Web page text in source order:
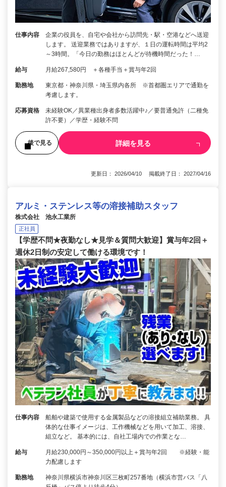
仕事内容
企業の役員を、自宅や会社から訪問先・駅・空港などへ送迎
します。 送迎業務ではありますが、１日の運転時間は平均2
～3時間。「今日の勤務はほとんどが待機時間だった！…
給与 月給267,580円 ＋各種手当＋賞与年2回
勤務地
東京都・神奈川県・埼玉県内各所 ※首都圏エリアで通勤を
考慮します。
応募資格
未経験OK／異業種出身者多数活躍中♪／要普通免許（二種免
許不要）／学歴・経験不問
後で見る 詳細を見る
更新日： 2026/04/10 掲載終了日： 2027/04/16
アルミ・ステンレス等の溶接補助スタッフ
株式会社 池永工業所
正社員
【学歴不問★夜勤なし★見学＆質問大歓迎】賞与年2回＋
週休2日制の安定して働ける環境です！
仕事内容
船舶や建築で使用する金属製品などの溶接組立補助業務。 具
体的な仕事イメージは、工作機械などを用いて加工、溶接、
組立など。 基本的には、自社工場内での作業とな…
給与
月給230,000円～350,000円以上＋賞与年2回 ※経験・能
力配慮します
勤務地
神奈川県横浜市神奈川区三枚町257番地（横浜市営バス「八